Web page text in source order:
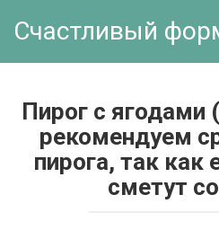
Счастливый
Пирог с ягодами
рекомендуем
пирога, так как
сметут